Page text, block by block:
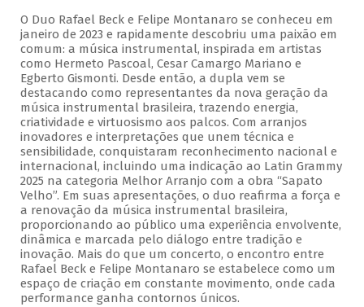
O Duo Rafael Beck e Felipe Montanaro se conheceu em
janeiro de 2023 e rapidamente descobriu uma paixão em
comum: a música instrumental, inspirada em artistas
como Hermeto Pascoal, Cesar Camargo Mariano e
Egberto Gismonti. Desde então, a dupla vem se
destacando como representantes da nova geração da
música instrumental brasileira, trazendo energia,
criatividade e virtuosismo aos palcos. Com arranjos
inovadores e interpretações que unem técnica e
sensibilidade, conquistaram reconhecimento nacional e
internacional, incluindo uma indicação ao Latin Grammy
2025 na categoria Melhor Arranjo com a obra “Sapato
Velho”. Em suas apresentações, o duo reafirma a força e
a renovação da música instrumental brasileira,
proporcionando ao público uma experiência envolvente,
dinâmica e marcada pelo diálogo entre tradição e
inovação. Mais do que um concerto, o encontro entre
Rafael Beck e Felipe Montanaro se estabelece como um
espaço de criação em constante movimento, onde cada
performance ganha contornos únicos.